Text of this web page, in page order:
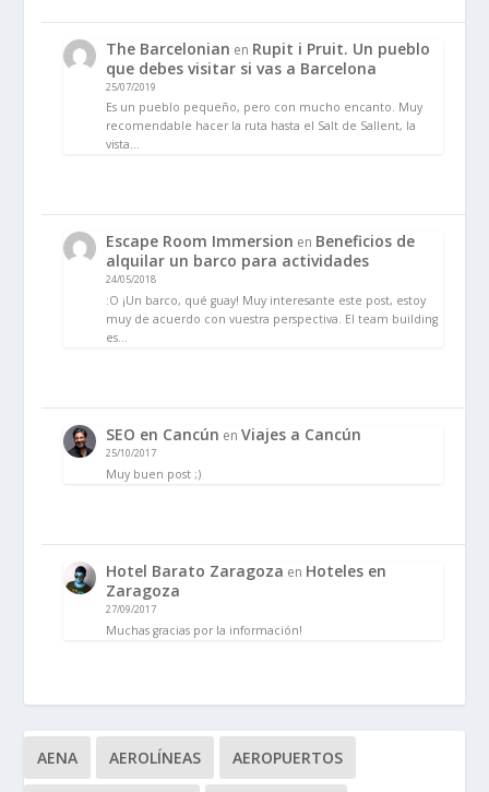
The Barcelonian en Rupit i Pruit. Un pueblo
que debes visitar si vas a Barcelona
25/07/2019
Es un pueblo pequeño, pero con mucho encanto. Muy
recomendable hacer la ruta hasta el Salt de Sallent, la
vista…
Escape Room Immersion en Beneficios de
alquilar un barco para actividades
24/05/2018
:O ¡Un barco, qué guay! Muy interesante este post, estoy
muy de acuerdo con vuestra perspectiva. El team building
es…
SEO en Cancún enViajes a Cancún
25/10/2017
Muy buen post ;)
Hotel Barato Zaragoza en Hoteles en
Zaragoza
27/09/2017
Muchas gracias por la información!
AENA AEROLÍNEAS AEROPUERTOS